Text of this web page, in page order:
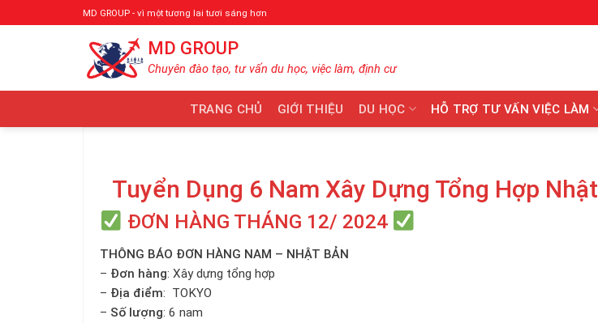
qua
MD GROUP - vì một tương lai tươi sáng hơn
MD GROUP
Chuyên đào tạo, tư vấn du học, việc làm, định cư
TRANG CHỦ GIỚI THIỆU DU HỌC HỖ TRỢ TƯ VẤN VIỆC LÀM
Tuyển Dụng 6 Nam Xây Dựng Tổng Hợp Nhật
ĐƠN HÀNG THÁNG 12/ 2024
THÔNG BÁO ĐƠN HÀNG NAM – NHẬT BẢN
– Đơn hàng: Xây dựng tổng hợp
– Địa điểm: TOKYO
– Số lượng: 6 nam